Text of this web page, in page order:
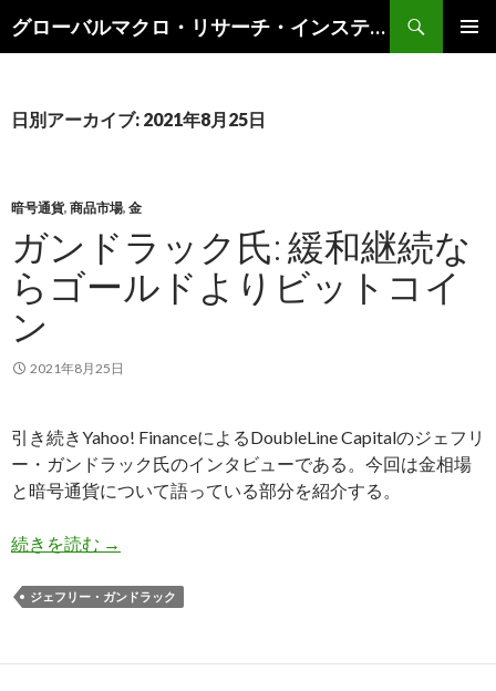
グローバルマクロ・リサーチ・インスティテュート
索
ン
キ
プ
日別アーカイブ: 2021年8月25日
暗号通貨, 商品市場, 金
ガンドラック氏: 緩和継続な
らゴールドよりビットコイ
ン
2021年8月25日
引き続きYahoo! FinanceによるDoubleLine Capitalのジェフリ
ー・ガンドラック氏のインタビューである。今回は金相場
と暗号通貨について語っている部分を紹介する。
続きを読む ガンドラック氏: 緩和継続ならゴールドよりビッ
→
ジェフリー・ガンドラック